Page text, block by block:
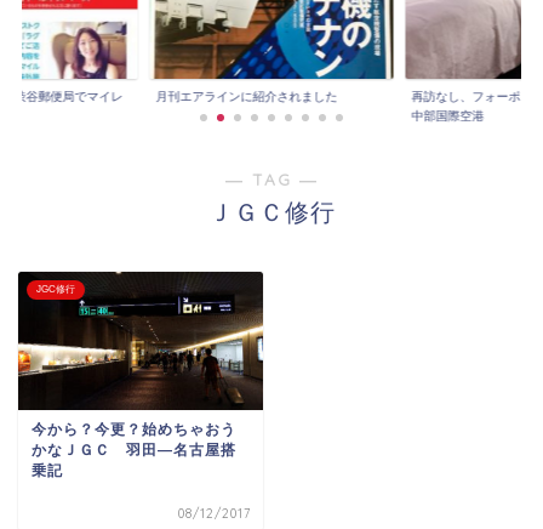
渋谷郵便局でマイレ
月刊エアラインに紹介されました
再訪なし、フォーポイ
中部国際空港
― TAG ―
ＪＧＣ修行
JGC修行
今から？今更？始めちゃおう
かなＪＧＣ 羽田―名古屋搭
乗記
08/12/2017